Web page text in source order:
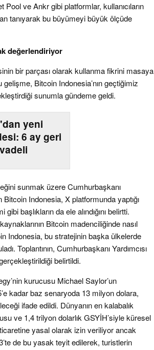
ve Ankr gibi platformlar, kullanıcıların
tanıyarak bu büyümeyi büyük ölçüde
değerlendiriyor
bir parçası olarak kullanma fikrini masaya
gelişme, Bitcoin Indonesia’nın geçtiğimiz
sunumla gündeme geldi.
yeni
6 ay geri
sunmak üzere Cumhurbaşkanı
Bitcoin Indonesia, X platformunda yaptığı
başlıkların da ele alındığını belirtti.
Bitcoin madenciliğinde nasıl
Indonesia, bu stratejinin başka ülkelerde
Toplantının, Cumhurbaşkanı Yardımcısı
belirtildi.
kurucusu Michael Saylor’un
kadar baz senaryoda 13 milyon dolara,
ifade edildi. Dünyanın en kalabalık
ve 1,4 trilyon dolarlık GSYİH’siyle küresel
yasal olarak izin veriliyor ancak
de bu yasak teyit edilerek, turistlerin